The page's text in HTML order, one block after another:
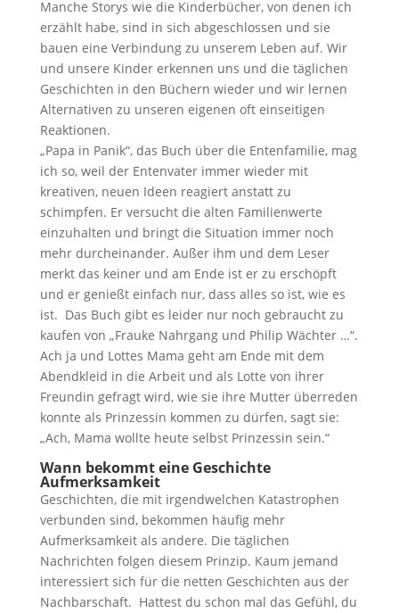
Manche Storys wie die Kinderbücher, von denen ich
erzählt habe, sind in sich abgeschlossen und sie
bauen eine Verbindung zu unserem Leben auf. Wir
und unsere Kinder erkennen uns und die täglichen
Geschichten in den Büchern wieder und wir lernen
Alternativen zu unseren eigenen oft einseitigen
Reaktionen.
„Papa in Panik“, das Buch über die Entenfamilie, mag
ich so, weil der Entenvater immer wieder mit
kreativen, neuen Ideen reagiert anstatt zu
schimpfen. Er versucht die alten Familienwerte
einzuhalten und bringt die Situation immer noch
mehr durcheinander. Außer ihm und dem Leser
merkt das keiner und am Ende ist er zu erschöpft
und er genießt einfach nur, dass alles so ist, wie es
ist. Das Buch gibt es leider nur noch gebraucht zu
kaufen von „Frauke Nahrgang und Philip Wächter …“.
Ach ja und Lottes Mama geht am Ende mit dem
Abendkleid in die Arbeit und als Lotte von ihrer
Freundin gefragt wird, wie sie ihre Mutter überreden
konnte als Prinzessin kommen zu dürfen, sagt sie:
„Ach, Mama wollte heute selbst Prinzessin sein.“
Wann bekommt eine Geschichte
Aufmerksamkeit
Geschichten, die mit irgendwelchen Katastrophen
verbunden sind, bekommen häufig mehr
Aufmerksamkeit als andere. Die täglichen
Nachrichten folgen diesem Prinzip. Kaum jemand
interessiert sich für die netten Geschichten aus der
Nachbarschaft. Hattest du schon mal das Gefühl, du